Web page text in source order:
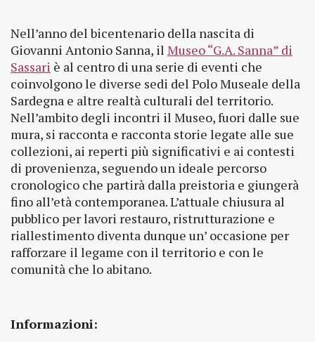
Nell’anno del bicentenario della nascita di
Giovanni Antonio Sanna, il Museo “G.A. Sanna” di
Sassari è al centro di una serie di eventi che
coinvolgono le diverse sedi del Polo Museale della
Sardegna e altre realtà culturali del territorio.
Nell’ambito degli incontri il Museo, fuori dalle sue
mura, si racconta e racconta storie legate alle sue
collezioni, ai reperti più significativi e ai contesti
di provenienza, seguendo un ideale percorso
cronologico che partirà dalla preistoria e giungerà
fino all’età contemporanea. L’attuale chiusura al
pubblico per lavori restauro, ristrutturazione e
riallestimento diventa dunque un’ occasione per
rafforzare il legame con il territorio e con le
comunità che lo abitano.
Informazioni: